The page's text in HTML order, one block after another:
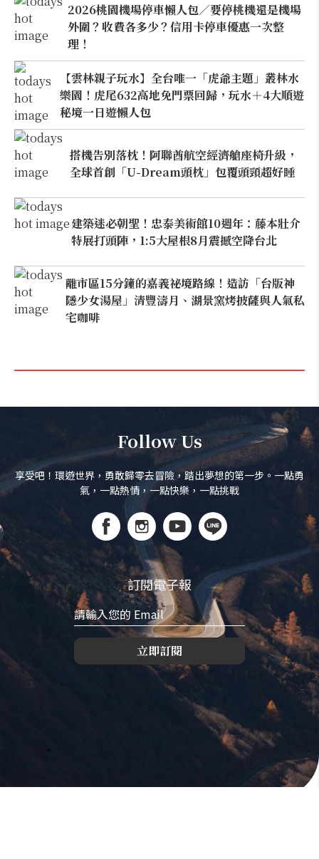
2026桃園機場停車懶人包／要停桃機還是機場
外圍？收費各多少？信用卡停車優惠一次整
理！
【雲林親子玩水】全台唯一「虎爺主題」叢林水
樂園！虎尾632高地免門票回歸，玩水＋4大順遊
秘境一日遊懶人包
搭機告別落枕！阿聯酋航空經濟艙座椅升級，
全球首創「U-Dream頭枕」包覆頭頸超好睡
建築迷必朝聖！忠泰美術館10週年：藤本壯介
特展打頭陣，1:5大屋根8月震撼空降台北
離市區15分鐘的嘉義祕境路線！造訪「台版神
隱少女湯屋」清豐濤月、湖景窯烤披薩與人氣私
宅咖啡
Follow Us
享受吧！環遊世界，勇敢歸零去冒險，踏出夢想的第一步。一點勇
氣，一點熱情，一點快樂，一點挑戰
訂閱電子報
立即訂閱